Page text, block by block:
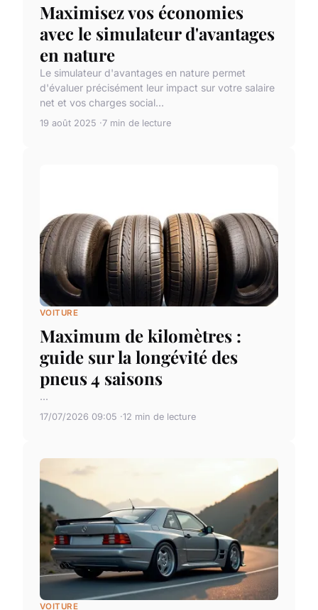
Maximisez vos économies
avec le simulateur d'avantages
en nature
Le simulateur d'avantages en nature permet
d'évaluer précisément leur impact sur votre salaire
net et vos charges social...
19 août 2025 7 min de lecture
VOITURE
Maximum de kilomètres :
guide sur la longévité des
pneus 4 saisons
...
17/07/2026 09:05 12 min de lecture
VOITURE